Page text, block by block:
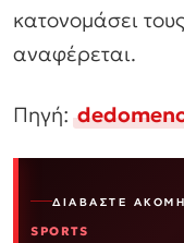
κατονομάσει
αναφέρεται.
Πηγή:
ΔΙΑΒΆΣΤΕ ΑΚΌΜΗ
SPORTS